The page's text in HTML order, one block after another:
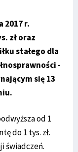
2017 r.
zł oraz
stałego dla
-
się 13
od 1
do 1 tys. zł.
świadczeń.